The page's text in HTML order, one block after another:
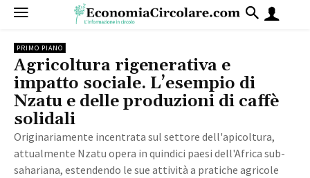
PRIMO PIANO
Agricoltura rigenerativa e
impatto sociale. L’esempio di
Nzatu e delle produzioni di caffè
solidali
Originariamente incentrata sul settore dell'apicoltura,
attualmente Nzatu opera in quindici paesi dell'Africa sub-
sahariana, estendendo le sue attività a pratiche agricole